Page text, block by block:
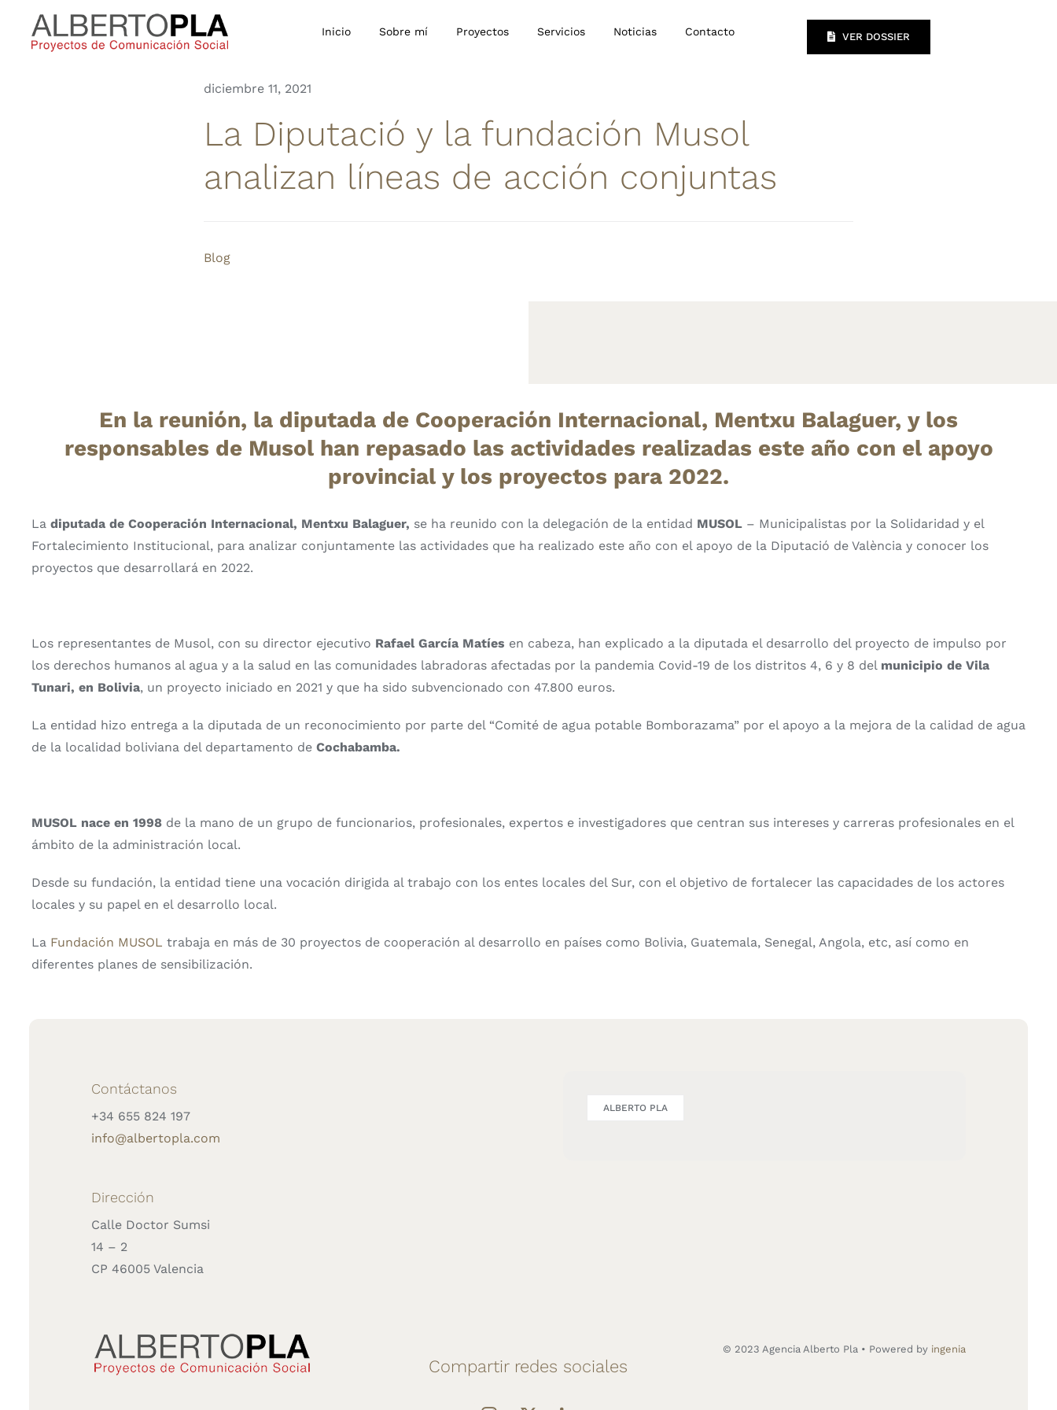
contenido
Inicio Sobre mí Proyectos Servicios Noticias Contacto VER DOSSIER
diciembre 11, 2021
La Diputació y la fundación Musol
analizan líneas de acción conjuntas
Blog
En la reunión, la diputada de Cooperación Internacional, Mentxu Balaguer, y los
responsables de Musol han repasado las actividades realizadas este año con el apoyo
provincial y los proyectos para 2022.
La diputada de Cooperación Internacional, Mentxu Balaguer, se ha reunido con la delegación de la entidad MUSOL – Municipalistas por la Solidaridad y el
Fortalecimiento Institucional, para analizar conjuntamente las actividades que ha realizado este año con el apoyo de la Diputació de València y conocer los
proyectos que desarrollará en 2022.
Los representantes de Musol, con su director ejecutivo Rafael García Matíes en cabeza, han explicado a la diputada el desarrollo del proyecto de impulso por
los derechos humanos al agua y a la salud en las comunidades labradoras afectadas por la pandemia Covid-19 de los distritos 4, 6 y 8 del municipio de Vila
Tunari, en Bolivia, un proyecto iniciado en 2021 y que ha sido subvencionado con 47.800 euros.
La entidad hizo entrega a la diputada de un reconocimiento por parte del “Comité de agua potable Bomborazama” por el apoyo a la mejora de la calidad de agua
de la localidad boliviana del departamento de Cochabamba.
MUSOL nace en 1998 de la mano de un grupo de funcionarios, profesionales, expertos e investigadores que centran sus intereses y carreras profesionales en el
ámbito de la administración local.
Desde su fundación, la entidad tiene una vocación dirigida al trabajo con los entes locales del Sur, con el objetivo de fortalecer las capacidades de los actores
locales y su papel en el desarrollo local.
La Fundación MUSOL trabaja en más de 30 proyectos de cooperación al desarrollo en países como Bolivia, Guatemala, Senegal, Angola, etc, así como en
diferentes planes de sensibilización.
Contáctanos
+34 655 824 197
info@albertopla.com
Dirección
Calle Doctor Sumsi
14 – 2
CP 46005 Valencia
ALBERTO PLA
Compartir redes sociales
© 2023 Agencia Alberto Pla • Powered by ingenia